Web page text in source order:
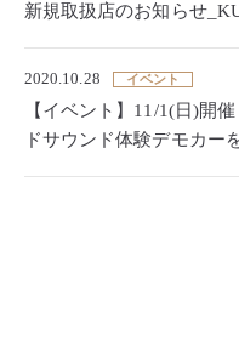
新規取扱店のお知らせ
2020.10.28 イベント
【イベント】11/1(日)開
ドサウンド体験デモカー